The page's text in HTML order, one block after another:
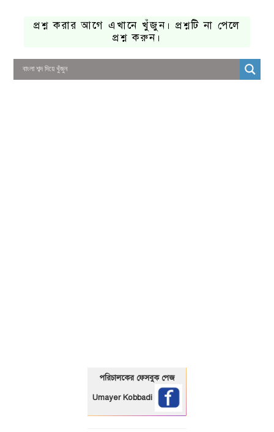
প্রশ্ন করার আগে এখানে খুঁজুন। প্রশ্নটি না পেলে
প্রশ্ন করুন।
পরিচালকের ফেসবুক পেজ
Umayer Kobbadi